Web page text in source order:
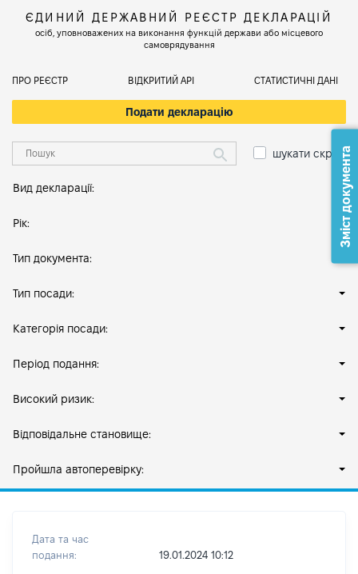
ЄДИНИЙ ДЕРЖАВНИЙ РЕЄСТР ДЕКЛАРАЦІЙ
осіб, уповноважених на виконання функцій держави або місцевого
самоврядування
ПРО РЕЄСТР ВІДКРИТИЙ АРІ СТАТИСТИЧНІ ДАНІ
Подати декларацію
шукати скрізь
Вид декларації:
Рік:
Тип документа:
Тип посади:
Категорія посади:
Період подання:
Високий ризик:
Відповідальне становище:
Пройшла автоперевірку:
Дата та час
подання:
19.01.2024 10:12
Зміст документа